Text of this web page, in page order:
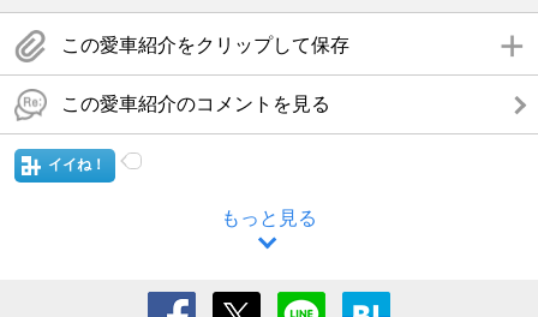
この愛車紹介をクリップして保存
この愛車紹介のコメントを見る
イイね！
もっと見る